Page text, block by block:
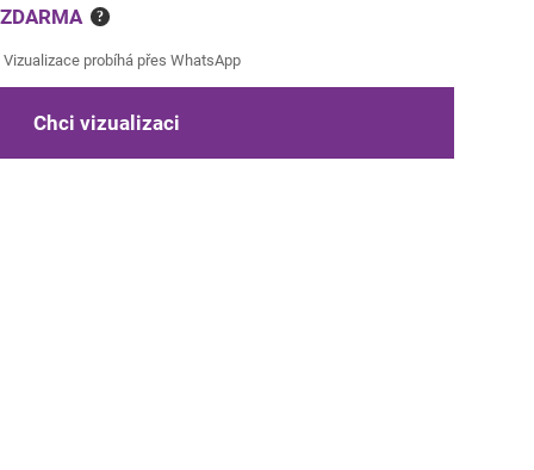
?
Vizualizace probíhá přes WhatsApp
Chci vizualizaci